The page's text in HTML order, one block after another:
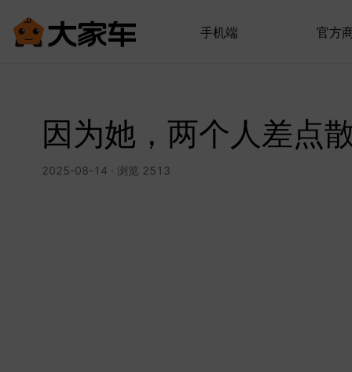
手机端 官方
因为她，两个人差点
2025-08-14 · 浏览 2513